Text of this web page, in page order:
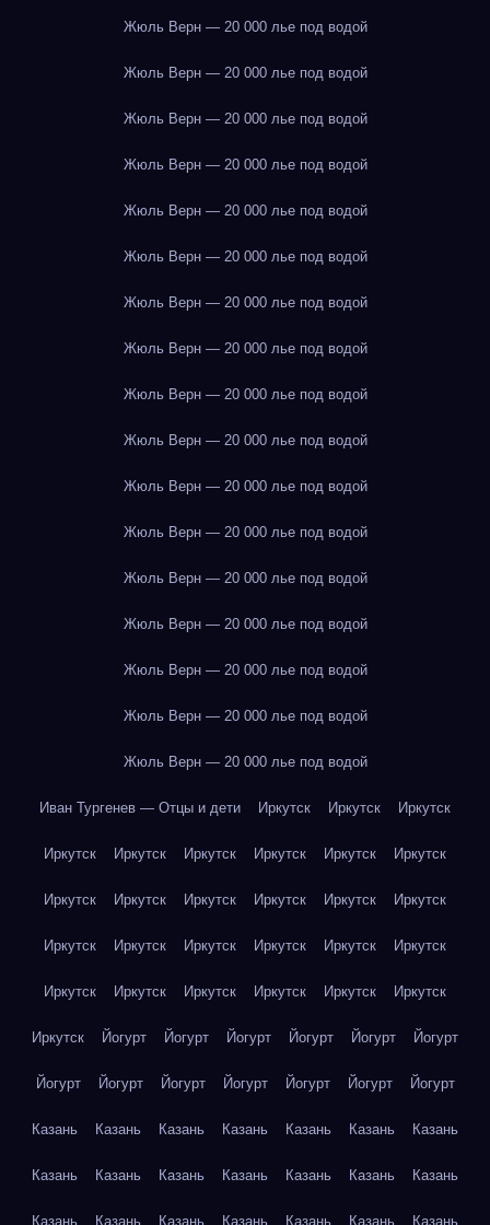
Жюль Верн — 20 000 лье под водой
Жюль Верн — 20 000 лье под водой
Жюль Верн — 20 000 лье под водой
Жюль Верн — 20 000 лье под водой
Жюль Верн — 20 000 лье под водой
Жюль Верн — 20 000 лье под водой
Жюль Верн — 20 000 лье под водой
Жюль Верн — 20 000 лье под водой
Жюль Верн — 20 000 лье под водой
Жюль Верн — 20 000 лье под водой
Жюль Верн — 20 000 лье под водой
Жюль Верн — 20 000 лье под водой
Жюль Верн — 20 000 лье под водой
Жюль Верн — 20 000 лье под водой
Жюль Верн — 20 000 лье под водой
Жюль Верн — 20 000 лье под водой
Жюль Верн — 20 000 лье под водой
Иван Тургенев — Отцы и дети Иркутск Иркутск Иркутск
Иркутск Иркутск Иркутск Иркутск Иркутск Иркутск
Иркутск Иркутск Иркутск Иркутск Иркутск Иркутск
Иркутск Иркутск Иркутск Иркутск Иркутск Иркутск
Иркутск Иркутск Иркутск Иркутск Иркутск Иркутск
Иркутск Йогурт Йогурт Йогурт Йогурт Йогурт Йогурт
Йогурт Йогурт Йогурт Йогурт Йогурт Йогурт Йогурт
Казань Казань Казань Казань Казань Казань Казань
Казань Казань Казань Казань Казань Казань Казань
Казань Казань Казань Казань Казань Казань Казань